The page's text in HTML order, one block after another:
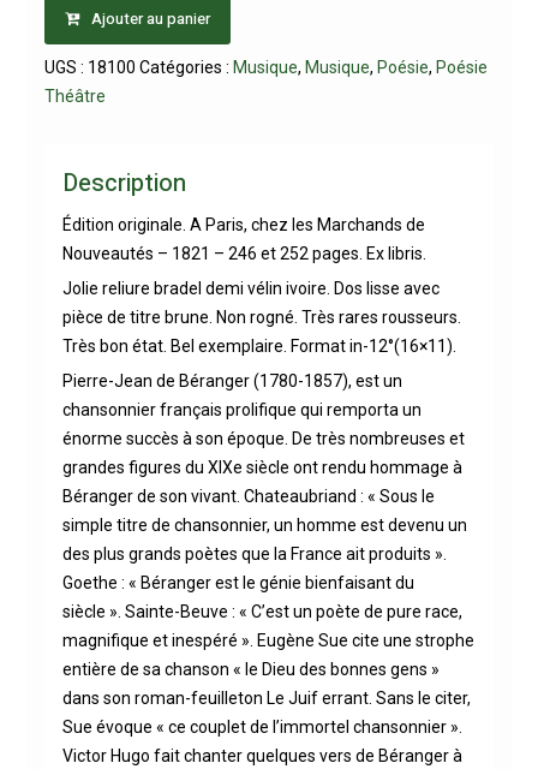
Ajouter au panier
UGS : 18100 Catégories : Musique, Musique, Poésie, Poésie
Théâtre
Description
Édition originale. A Paris, chez les Marchands de
Nouveautés – 1821 – 246 et 252 pages. Ex libris.
Jolie reliure bradel demi vélin ivoire. Dos lisse avec
pièce de titre brune. Non rogné. Très rares rousseurs.
Très bon état. Bel exemplaire. Format in-12°(16×11).
Pierre-Jean de Béranger (1780-1857), est un
chansonnier français prolifique qui remporta un
énorme succès à son époque. De très nombreuses et
grandes figures du XIXe siècle ont rendu hommage à
Béranger de son vivant. Chateaubriand : « Sous le
simple titre de chansonnier, un homme est devenu un
des plus grands poètes que la France ait produits ».
Goethe : « Béranger est le génie bienfaisant du
siècle ». Sainte-Beuve : « C’est un poète de pure race,
magnifique et inespéré ». Eugène Sue cite une strophe
entière de sa chanson « le Dieu des bonnes gens »
dans son roman-feuilleton Le Juif errant. Sans le citer,
Sue évoque « ce couplet de l’immortel chansonnier ».
Victor Hugo fait chanter quelques vers de Béranger à